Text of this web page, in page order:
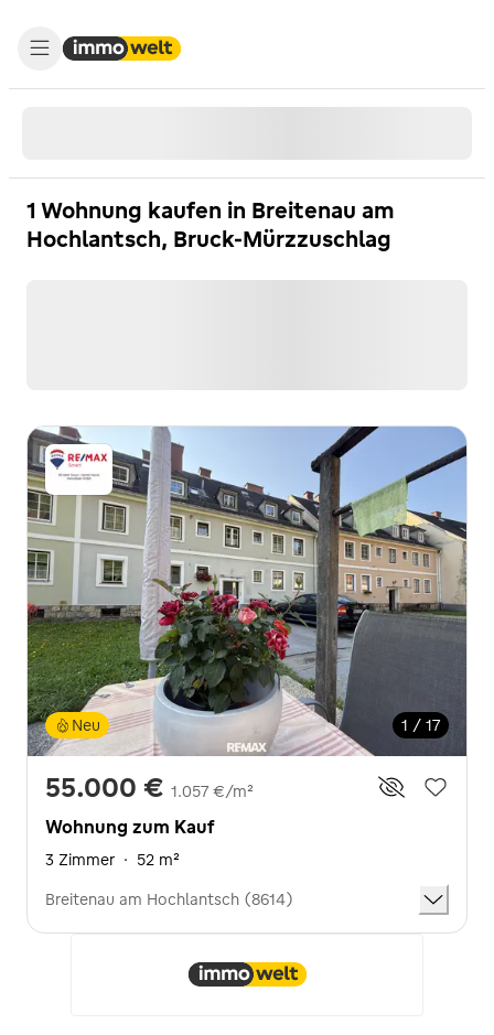
1 Wohnung kaufen in Breitenau am
Hochlantsch, Bruck-Mürzzuschlag
1 / 17
Neu
55.000 € 1.057 €/m²
Wohnung zum Kauf
3 Zimmer · 52 m²
Breitenau am Hochlantsch (8614)